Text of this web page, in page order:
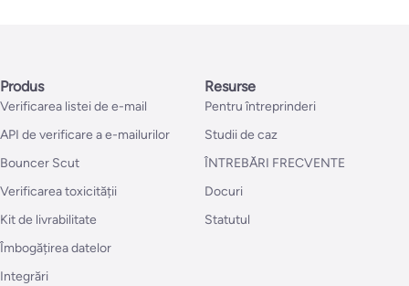
Produs
Verificarea listei de e-mail
API de verificare a e-mailurilor
Bouncer Scut
Verificarea toxicității
Kit de livrabilitate
Îmbogățirea datelor
Integrări
Resurse
Pentru întreprinderi
Studii de caz
ÎNTREBĂRI FRECVENTE
Docuri
Statutul